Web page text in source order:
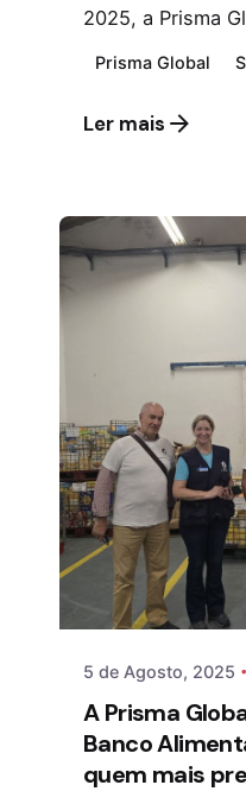
2025, a Prisma
Prisma Global
Ler mais
5 de Agosto, 2025
A Prisma
Banco
quem mais